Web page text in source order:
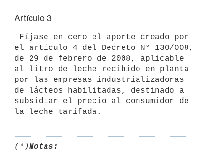
Artículo 3
el artículo 4 del Decreto N° 130/008,
de 29 de febrero de 2008, aplicable
al litro de leche recibido en planta
por las empresas industrializadoras
de lácteos habilitadas, destinado a
subsidiar el precio al consumidor de
(*)Notas: